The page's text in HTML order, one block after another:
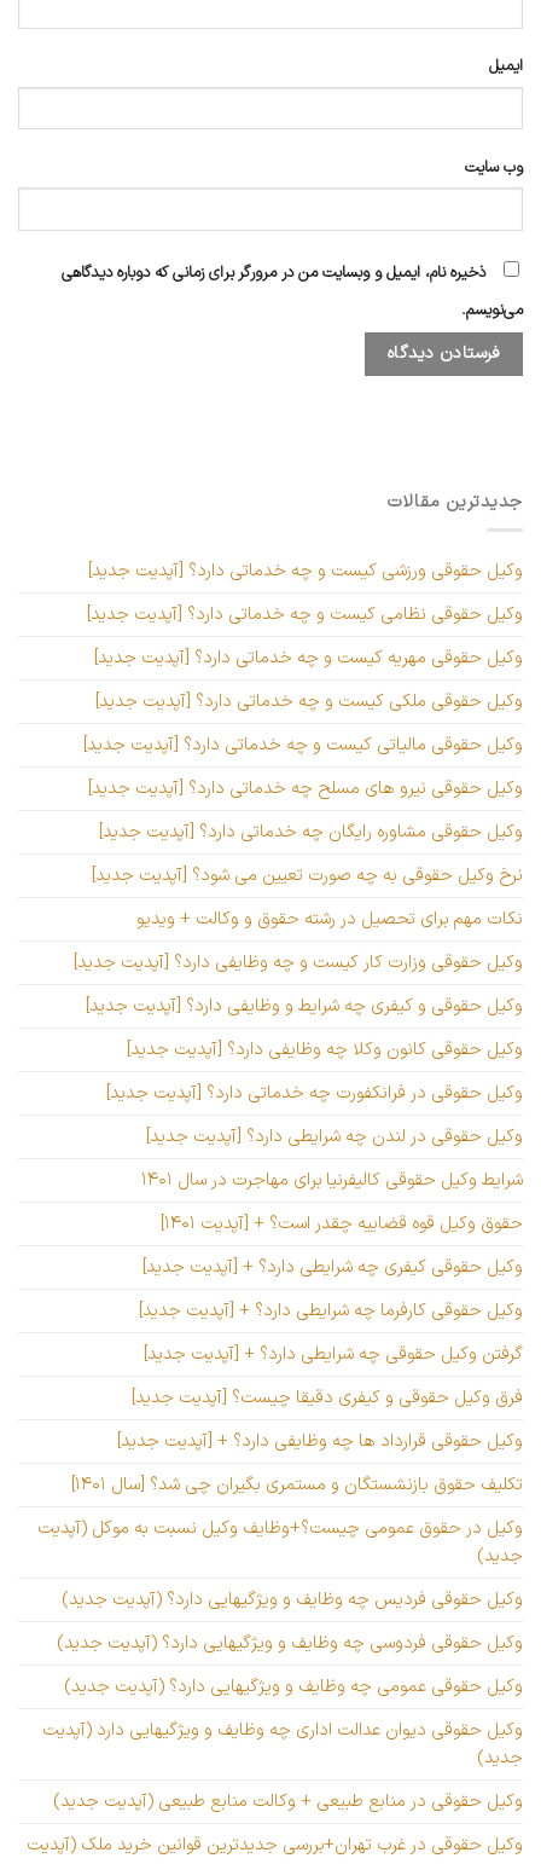
جدیدترین مقالات
وکیل حقوقی ورزشی کیست و چه خدماتی دارد؟ [آپدیت جدید]
وکیل حقوقی نظامی کیست و چه خدماتی دارد؟ [آپدیت جدید]
وکیل حقوقی مهریه کیست و چه خدماتی دارد؟ [آپدیت جدید]
وکیل حقوقی ملکی کیست و چه خدماتی دارد؟ [آپدیت جدید]
وکیل حقوقی مالیاتی کیست و چه خدماتی دارد؟ [آپدیت جدید]
وکیل حقوقی نیرو های مسلح چه خدماتی دارد؟ [آپدیت جدید]
وکیل حقوقی مشاوره رایگان چه خدماتی دارد؟ [آپدیت جدید]
نرخ وکیل حقوقی به چه صورت تعیین می شود؟ [آپدیت جدید]
نکات مهم برای تحصیل در رشته حقوق و وکالت + ویدیو
وکیل حقوقی وزارت کار کیست و چه وظایفی دارد؟ [آپدیت جدید]
وکیل حقوقی و کیفری چه شرایط و وظایفی دارد؟ [آپدیت جدید]
وکیل حقوقی کانون وکلا چه وظایفی دارد؟ [آپدیت جدید]
وکیل حقوقی در فرانکفورت چه خدماتی دارد؟ [آپدیت جدید]
وکیل حقوقی در لندن چه شرایطی دارد؟ [آپدیت جدید]
شرایط وکیل حقوقی کالیفرنیا برای مهاجرت در سال ۱۴۰۱
حقوق وکیل قوه قضاییه چقدر است؟ + [آپدیت ۱۴۰۱]
وکیل حقوقی کیفری چه شرایطی دارد؟ + [آپدیت جدید]
وکیل حقوقی کارفرما چه شرایطی دارد؟ + [آپدیت جدید]
گرفتن وکیل حقوقی چه شرایطی دارد؟ + [آپدیت جدید]
فرق وکیل حقوقی و کیفری دقیقا چیست؟ [آپدیت جدید]
وکیل حقوقی قرارداد ها چه وظایفی دارد؟ + [آپدیت جدید]
تکلیف حقوق بازنشستگان و مستمری بگیران چی شد؟ [سال ۱۴۰۱]
وکیل در حقوق عمومی چیست؟+وظایف وکیل نسبت به موکل (آپدیت
جدید)
وکیل حقوقی فردیس چه وظایف و ویژگیهایی دارد؟ (آپدیت جدید)
وکیل حقوقی فردوسی چه وظایف و ویژگیهایی دارد؟ (آپدیت جدید)
وکیل حقوقی عمومی چه وظایف و ویژگیهایی دارد؟ (آپدیت جدید)
وکیل حقوقی دیوان عدالت اداری چه وظایف و ویژگیهایی دارد (آپدیت
جدید)
وکیل حقوقی در منابع طبیعی + وکالت منابع طبیعی (آپدیت جدید)
وکیل حقوقی در غرب تهران+بررسی جدیدترین قوانین خرید ملک (آپدیت
ایمیل
وب‌ سایت
ذخیره نام، ایمیل و وبسایت من در مرورگر برای زمانی که دوباره دیدگاهی
می‌نویسم.